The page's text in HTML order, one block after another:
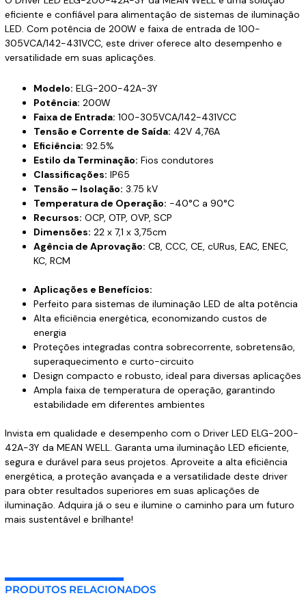
eficiente e confiável para alimentação de sistemas de iluminação
LED. Com potência de 200W e faixa de entrada de 100-
305VCA/142-431VCC, este driver oferece alto desempenho e
versatilidade em suas aplicações.
Modelo: ELG-200-42A-3Y
Potência: 200W
Faixa de Entrada: 100-305VCA/142-431VCC
Tensão e Corrente de Saída: 42V 4,76A
Eficiência: 92.5%
Estilo da Terminação: Fios condutores
Classificações: IP65
Tensão – Isolação: 3.75 kV
Temperatura de Operação: -40°C a 90°C
Recursos: OCP, OTP, OVP, SCP
Dimensões: 22 x 7,1 x 3,75cm
Agência de Aprovação: CB, CCC, CE, cURus, EAC, ENEC,
KC, RCM
Aplicações e Benefícios:
Perfeito para sistemas de iluminação LED de alta potência
Alta eficiência energética, economizando custos de
energia
Proteções integradas contra sobrecorrente, sobretensão,
superaquecimento e curto-circuito
Design compacto e robusto, ideal para diversas aplicações
Ampla faixa de temperatura de operação, garantindo
estabilidade em diferentes ambientes
Invista em qualidade e desempenho com o Driver LED ELG-200-
42A-3Y da MEAN WELL. Garanta uma iluminação LED eficiente,
segura e durável para seus projetos. Aproveite a alta eficiência
energética, a proteção avançada e a versatilidade deste driver
para obter resultados superiores em suas aplicações de
iluminação. Adquira já o seu e ilumine o caminho para um futuro
mais sustentável e brilhante!
PRODUTOS RELACIONADOS